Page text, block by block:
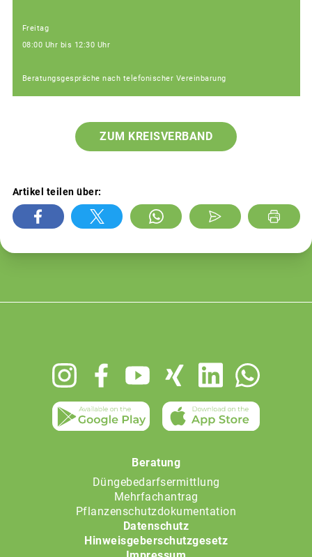
Freitag
08:00 Uhr bis 12:30 Uhr
Beratungsgespräche nach telefonischer Vereinbarung
ZUM KREISVERBAND
Artikel teilen über:
Beratung
Düngebedarfsermittlung
Mehrfachantrag
Pflanzenschutzdokumentation
Datenschutz
Hinweisgeberschutzgesetz